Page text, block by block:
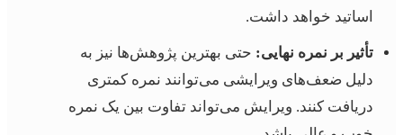
اساتید خواهد داشت.
تأثیر بر نمره نهایی: حتی بهترین پژوهش‌ها نیز به
دلیل ضعف‌های ویرایشی می‌توانند نمره کمتری
دریافت کنند. ویرایش می‌تواند تفاوت بین یک نمره